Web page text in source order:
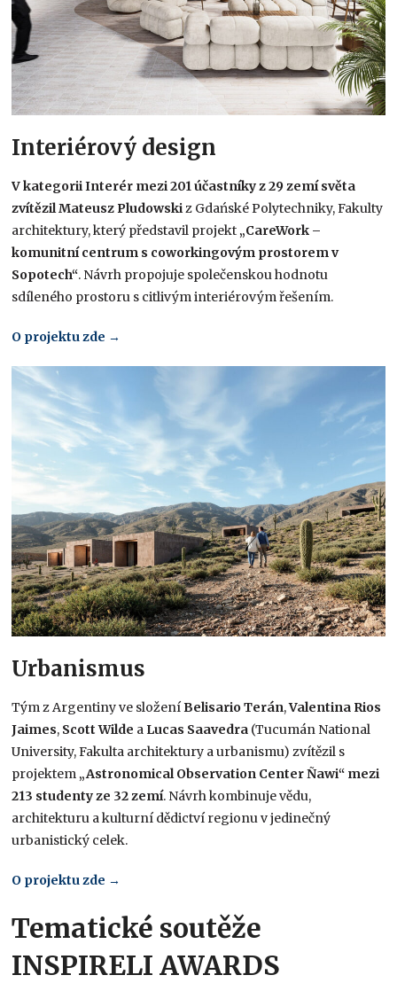
Interiérový design
V kategorii Interér mezi 201 účastníky z 29 zemí světa
zvítězil Mateusz Pludowskiz Gdańské Polytechniky, Fakulty
architektury, který představil projekt „CareWork –
komunitní centrum s coworkingovým prostorem v
Sopotech“. Návrh propojuje společenskou hodnotu
sdíleného prostoru s citlivým interiérovým řešením.
O projektuzde →
Urbanismus
Tým z Argentiny ve složeníBelisario Terán,Valentina Rios
Jaimes, Scott Wilde a Lucas Saavedra (Tucumán National
University, Fakulta architektury a urbanismu) zvítězil s
projektem „Astronomical Observation Center Ñawi“ mezi
213 studenty ze 32 zemí. Návrh kombinuje vědu,
architekturu a kulturní dědictví regionu v jedinečný
urbanistický celek.
O projektu zde →
Tematické soutěže
INSPIRELI AWARDS